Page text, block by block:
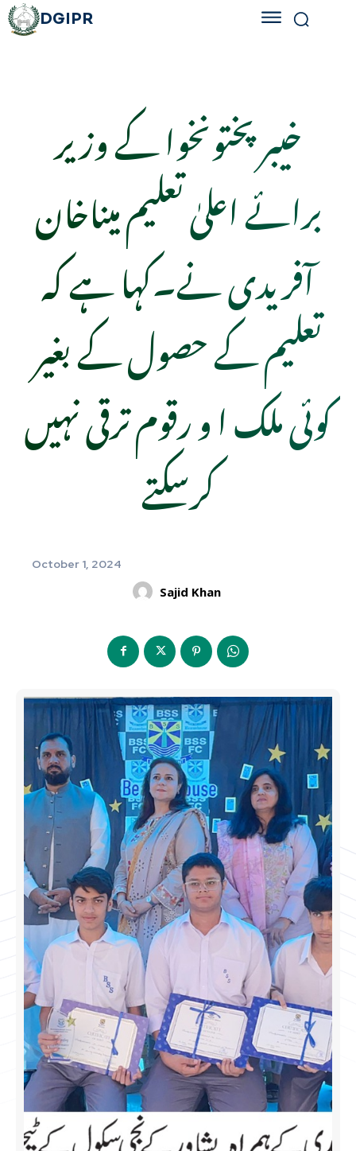
DGIPR
خیبر پختونخوا کے وزیر
برائے اعلیٰ تعلیم میناخان
آفریدی نے۔کہا ہے کہ
تعلیم کے حصول کے بغیر
کوئی ملک ا و رقوم ترقی نہیں
کرسکتے
October 1, 2024
Sajid Khan